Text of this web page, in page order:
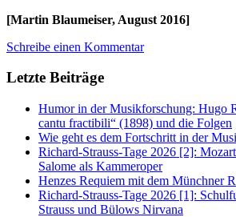
[Martin Blaumeiser, August 2016]
Schreibe einen Kommentar
Letzte Beiträge
Humor in der Musikforschung: Hugo
cantu fractibili“ (1898) und die Folgen
Wie geht es dem Fortschritt in der
Richard-Strauss-Tage 2026 [2]:
Salome als Kammeroper
Henzes Requiem mit dem Münchner
Richard-Strauss-Tage 2026 [1]:
Strauss und Bülows Nirvana